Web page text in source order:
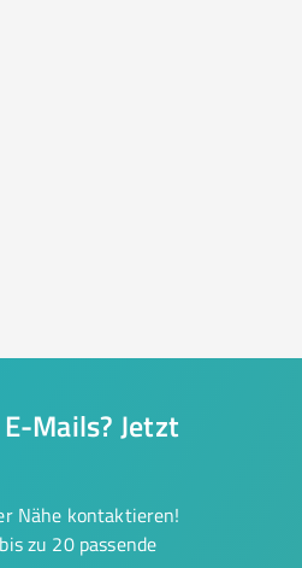
Mails? Jetzt
Nähe kontaktieren!
zu 20 passende